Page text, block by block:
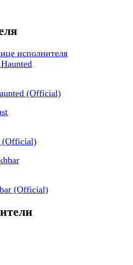
исполнителя
(Official)
(Official)
(Official)